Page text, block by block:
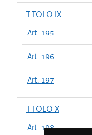
TITOLO IX
Art. 195
Art. 196
Art. 197
TITOLO X
Art. 198